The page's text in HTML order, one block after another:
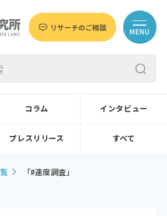
リサーチのご相談 MENU
コラム インタビュー
プレスリリース すべて
「#速度調査」